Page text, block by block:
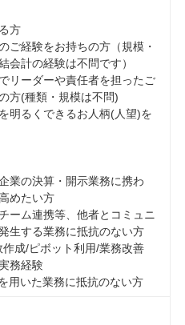
方
ご経験をお持ちの方（規模・
会計の経験は不問です）
リーダーや責任者を担ったご
方(種類・規模は不問)
明るくできるお人柄(人望)を
業の決算・開示業務に携わ
めたい方
ーム連携等、他者とコミュニ
生する業務に抵抗のない方
作成/ピボット利用/業務改善
務経験
用いた業務に抵抗のない方